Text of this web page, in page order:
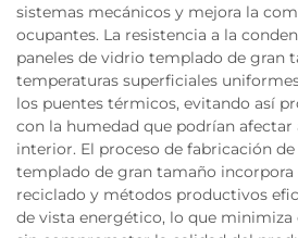
sistemas mecánicos y mejora la
ocupantes. La resistencia a la
paneles de vidrio templado de gran
temperaturas superficiales
los puentes térmicos, evitando así
con la humedad que podrían afectar
interior. El proceso de fabricación
templado de gran tamaño
reciclado y métodos productivos
de vista energético, lo que